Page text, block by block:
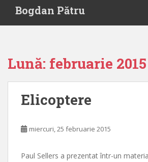
i
Bogdan Pătru
Lună: februarie 2015
Elicoptere
miercuri, 25 februarie 2015
Paul Sellers a prezentat într-un